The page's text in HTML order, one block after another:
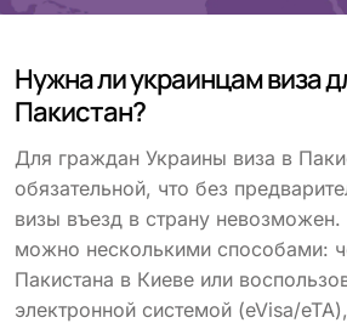
Нужна ли украинцам виза
Пакистан?
Для граждан Украины виза в
обязательной, что без
визы въезд в страну
можно несколькими способами:
Пакистана в Киеве или
электронной системой (eVisa/